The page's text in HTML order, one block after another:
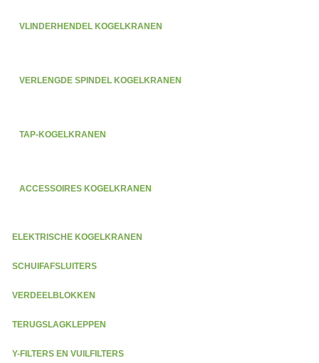
VLINDERHENDEL KOGELKRANEN
VERLENGDE SPINDEL KOGELKRANEN
TAP-KOGELKRANEN
ACCESSOIRES KOGELKRANEN
ELEKTRISCHE KOGELKRANEN
SCHUIFAFSLUITERS
VERDEELBLOKKEN
TERUGSLAGKLEPPEN
Y-FILTERS EN VUILFILTERS